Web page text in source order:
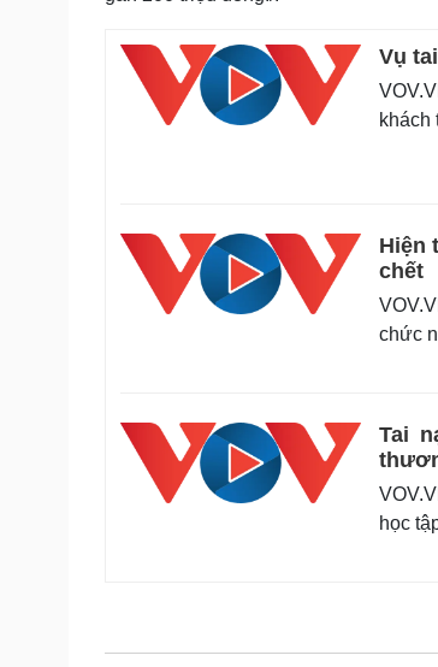
Vụ
khách
Hiện
chết
chức
Tai
học